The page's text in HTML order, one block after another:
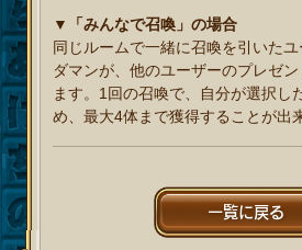
▼「みんなで召喚」の場合
同じルームで一緒に召喚を引いた
ダマンが、他のユーザーのプレゼ
ます。1回の召喚で、自分が選択し
め、最大4体まで獲得することが出
一覧に戻る